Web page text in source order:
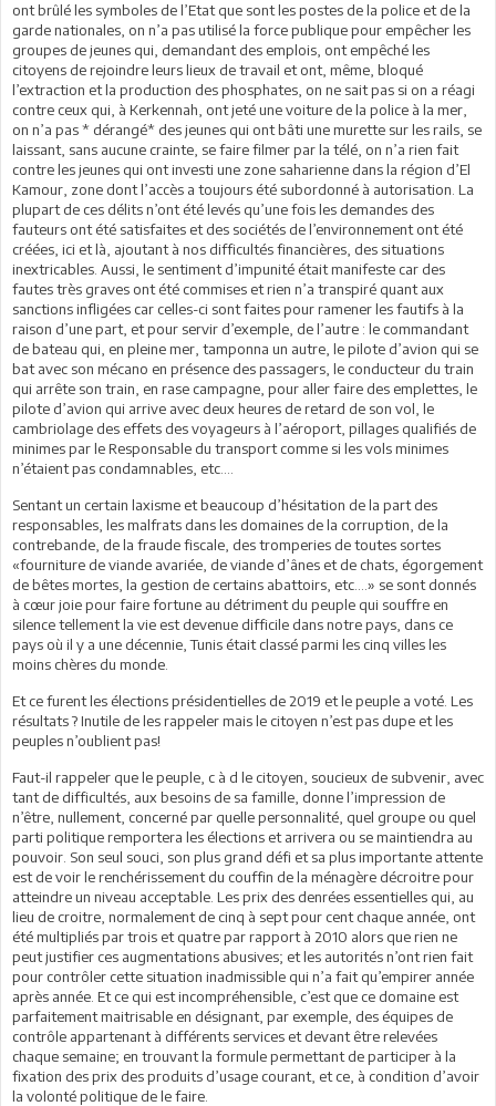
ont brûlé les symboles de l’Etat que sont les postes de la police et de la
garde nationales, on n’a pas utilisé la force publique pour empêcher les
groupes de jeunes qui, demandant des emplois, ont empêché les
citoyens de rejoindre leurs lieux de travail et ont, même, bloqué
l’extraction et la production des phosphates, on ne sait pas si on a réagi
contre ceux qui, à Kerkennah, ont jeté une voiture de la police à la mer,
on n’a pas * dérangé* des jeunes qui ont bâti une murette sur les rails, se
laissant, sans aucune crainte, se faire filmer par la télé, on n’a rien fait
contre les jeunes qui ont investi une zone saharienne dans la région d’El
Kamour, zone dont l’accès a toujours été subordonné à autorisation. La
plupart de ces délits n’ont été levés qu’une fois les demandes des
fauteurs ont été satisfaites et des sociétés de l’environnement ont été
créées, ici et là, ajoutant à nos difficultés financières, des situations
inextricables. Aussi, le sentiment d’impunité était manifeste car des
fautes très graves ont été commises et rien n’a transpiré quant aux
sanctions infligées car celles-ci sont faites pour ramener les fautifs à la
raison d’une part, et pour servir d’exemple, de l’autre : le commandant
de bateau qui, en pleine mer, tamponna un autre, le pilote d’avion qui se
bat avec son mécano en présence des passagers, le conducteur du train
qui arrête son train, en rase campagne, pour aller faire des emplettes, le
pilote d’avion qui arrive avec deux heures de retard de son vol, le
cambriolage des effets des voyageurs à l’aéroport, pillages qualifiés de
minimes par le Responsable du transport comme si les vols minimes
n’étaient pas condamnables, etc….
Sentant un certain laxisme et beaucoup d’hésitation de la part des
responsables, les malfrats dans les domaines de la corruption, de la
contrebande, de la fraude fiscale, des tromperies de toutes sortes
«fourniture de viande avariée, de viande d’ânes et de chats, égorgement
de bêtes mortes, la gestion de certains abattoirs, etc….» se sont donnés
à cœur joie pour faire fortune au détriment du peuple qui souffre en
silence tellement la vie est devenue difficile dans notre pays, dans ce
pays où il y a une décennie, Tunis était classé parmi les cinq villes les
moins chères du monde.
Et ce furent les élections présidentielles de 2019 et le peuple a voté. Les
résultats ? Inutile de les rappeler mais le citoyen n’est pas dupe et les
peuples n’oublient pas!
Faut-il rappeler que le peuple, c à d le citoyen, soucieux de subvenir, avec
tant de difficultés, aux besoins de sa famille, donne l’impression de
n’être, nullement, concerné par quelle personnalité, quel groupe ou quel
parti politique remportera les élections et arrivera ou se maintiendra au
pouvoir. Son seul souci, son plus grand défi et sa plus importante attente
est de voir le renchérissement du couffin de la ménagère décroitre pour
atteindre un niveau acceptable. Les prix des denrées essentielles qui, au
lieu de croitre, normalement de cinq à sept pour cent chaque année, ont
été multipliés par trois et quatre par rapport à 2010 alors que rien ne
peut justifier ces augmentations abusives; et les autorités n’ont rien fait
pour contrôler cette situation inadmissible qui n’a fait qu’empirer année
après année. Et ce qui est incompréhensible, c’est que ce domaine est
parfaitement maitrisable en désignant, par exemple, des équipes de
contrôle appartenant à différents services et devant être relevées
chaque semaine; en trouvant la formule permettant de participer à la
fixation des prix des produits d’usage courant, et ce, à condition d’avoir
la volonté politique de le faire.